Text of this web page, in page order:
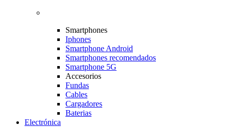
Smartphones
Iphones
Smartphone Android
Smartphones recomendados
Smartphone 5G
Accesorios
Fundas
Cables
Cargadores
Baterias
Electrónica